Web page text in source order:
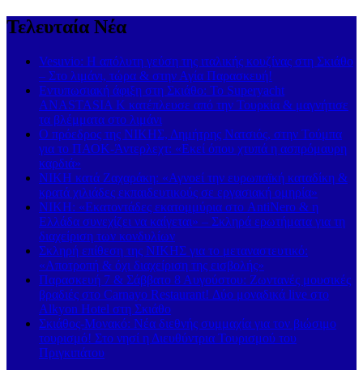
Τελευταία Νέα
Vesuvio: Η απόλυτη γεύση της ιταλικής κουζίνας στη Σκιάθο
– Στο λιμάνι, τώρα & στην Αγία Παρασκευή!
Εντυπωσιακή άφιξη στη Σκιάθο: Το Superyacht
ANASTASIA K κατέπλευσε από την Τουρκία & μαγνήτισε
τα βλέμματα στο λιμάνι
Ο πρόεδρος της ΝΙΚΗΣ, Δημήτρης Νατσιός, στην Τούμπα
για το ΠΑΟΚ-Άντερλεχτ: «Εκεί όπου χτυπά η ασπρόμαυρη
καρδιά»
ΝΙΚΗ κατά Ζαχαράκη: «Αγνοεί την ευρωπαϊκή καταδίκη &
κρατά χιλιάδες εκπαιδευτικούς σε εργασιακή ομηρία»
ΝΙΚΗ: «Εκατοντάδες εκατομμύρια στο AntiNero & η
Ελλάδα συνεχίζει να καίγεται» – Σκληρά ερωτήματα για τη
διαχείριση των κονδυλίων
Σκληρή επίθεση της ΝΙΚΗΣ για το μεταναστευτικό:
«Αποτροπή & όχι διαχείριση της εισβολής»
Παρασκευή 7 & Σάββατο 8 Αυγούστου: Ζωντανές μουσικές
βραδιές στο Carnayo Restaurant! Δύο μοναδικά live στο
Alkyon Hotel στη Σκιάθο
Σκιάθος-Μονακό: Νέα διεθνής συμμαχία για τον βιώσιμο
τουρισμό! Στο νησί η Διευθύντρια Τουρισμού του
Πριγκιπάτου